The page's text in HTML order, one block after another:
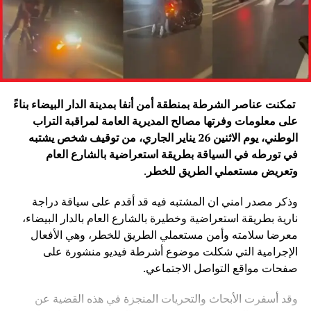
تمكنت عناصر الشرطة بمنطقة أمن أنفا بمدينة الدار البيضاء بناءً
على معلومات وفرتها مصالح المديرية العامة لمراقبة التراب
الوطني، يوم الاثنين 26 يناير الجاري، من توقيف شخص يشتبه
في تورطه في السياقة بطريقة استعراضية بالشارع العام
وتعريض مستعملي الطريق للخطر .
وذكر مصدر امني ان المشتبه فيه قد أقدم على سياقة دراجة
نارية بطريقة استعراضية وخطيرة بالشارع العام بالدار البيضاء،
معرضا سلامته وأمن مستعملي الطريق للخطر، وهي الأفعال
الإجرامية التي شكلت موضوع أشرطة فيديو منشورة على
صفحات مواقع التواصل الاجتماعي.
وقد أسفرت الأبحاث والتحريات المنجزة في هذه القضية عن